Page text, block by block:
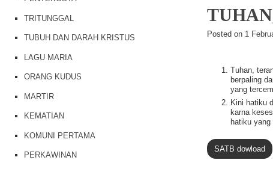
b
o
k
A
p
Posted on 1
Tuhan,
berpaling
yang
Kini hatiku
karna
hatiku
SATB dowload
TRITUNGGAL
TUBUH DAN DARAH KRISTUS
LAGU MARIA
ORANG KUDUS
MARTIR
KEMATIAN
KOMUNI PERTAMA
PERKAWINAN